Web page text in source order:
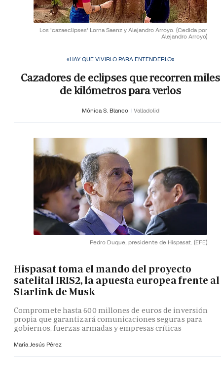
Los 'cazaeclipses' Lorna Saenz y Alejandro Arroyo. (Cedida por
Alejandro Arroyo)
«HAY QUE VIVIRLO PARA ENTENDERLO»
Cazadores de eclipses que recorren miles
de kilómetros para verlos
Mónica S. Blanco Valladolid
Pedro Duque, presidente de Hispasat. (EFE)
Hispasat toma el mando del proyecto
satelital IRIS2, la apuesta europea frente al
Starlink de Musk
Compromete hasta 600 millones de euros de inversión
propia que garantizará comunicaciones seguras para
gobiernos, fuerzas armadas y empresas críticas
María Jesús Pérez